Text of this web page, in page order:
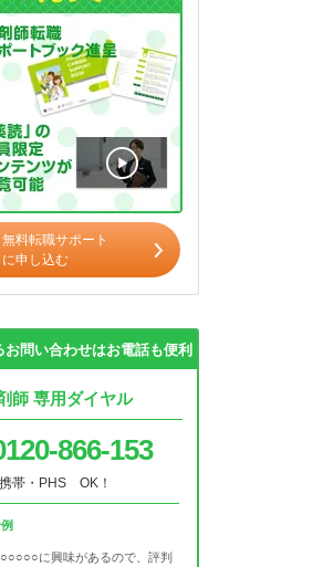
無料転職サポート
に申し込む
お問い合わせはお電話も便利
師 専用ダイヤル
866-153
携帯・PHS OK！
に興味があるので、評判